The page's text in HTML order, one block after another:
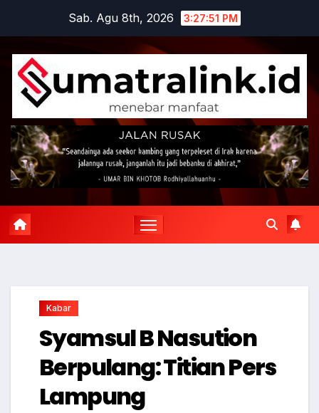
content
Sab. Agu 8th, 2026 3:27:51 PM
Kabar
Syamsul B Nasution
Berpulang: Titian Pers
Lampung